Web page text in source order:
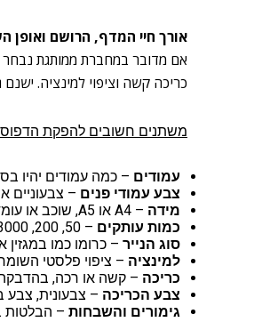
אורך חיי המדף, הרושם ואופן
אם מדובר במחברת ממותגת נבחר
כריכה קשה וציפוי למינציה.
משתנים חשובים להפקת
עמודים – כמה עמודים יהיו
צבע עמודי פנים – צבעוניים
מידה – A4 או A5, שוכב או עומד, אולי דווקא גודל ריבועי
כמות עותקים – 50, 200, 3000, או יותר.
סוג הנייר – כרומו כמו במגזין
למינציה – ציפוי פלסטי
כריכה – קשה או רכה, בהדבקה
צבע הכריכה – צבעונית, צבע
גימורים והשבחות – הבלטות